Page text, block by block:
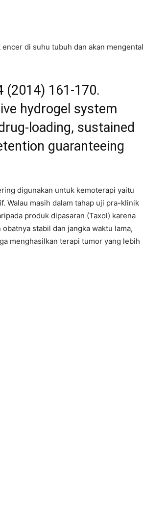
di suhu tubuh dan akan mengental
(2014) 161-170.
hydrogel system
loading, sustained
guaranteeing
digunakan untuk kemoterapi yaitu
Walau masih dalam tahap uji pra-klinik
produk dipasaran (Taxol) karena
stabil dan jangka waktu lama,
menghasilkan terapi tumor yang lebih